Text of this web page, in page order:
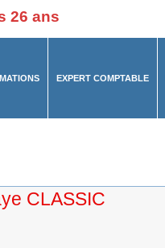
26 ans
EXPERT COMPTABLE
CLASSIC